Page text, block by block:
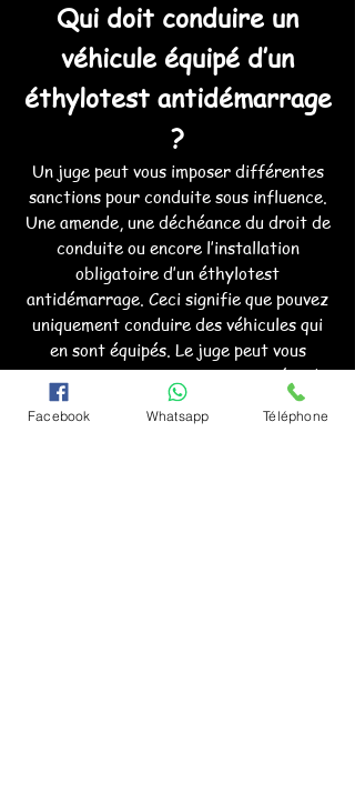
Qui doit conduire un
véhicule équipé d’un
éthylotest antidémarrage
?
Un juge peut vous imposer différentes
sanctions pour conduite sous influence.
Une amende, une déchéance du droit de
conduite ou encore l’installation
obligatoire d’un éthylotest
antidémarrage. Ceci signifie que pouvez
uniquement conduire des véhicules qui
en sont équipés. Le juge peut vous
imposer cette mesure pour une période
d’un an à cinq ans, voire à titre définitif.
De surcroît, vous devez suivre un
Facebook Whatsapp Téléphone